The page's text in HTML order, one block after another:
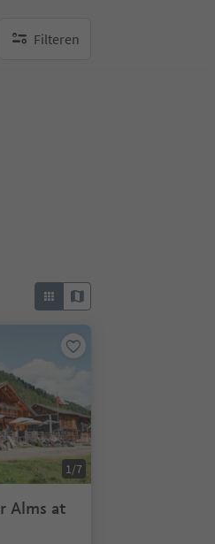
Filteren
geen actieve filters
1/7
Alms at